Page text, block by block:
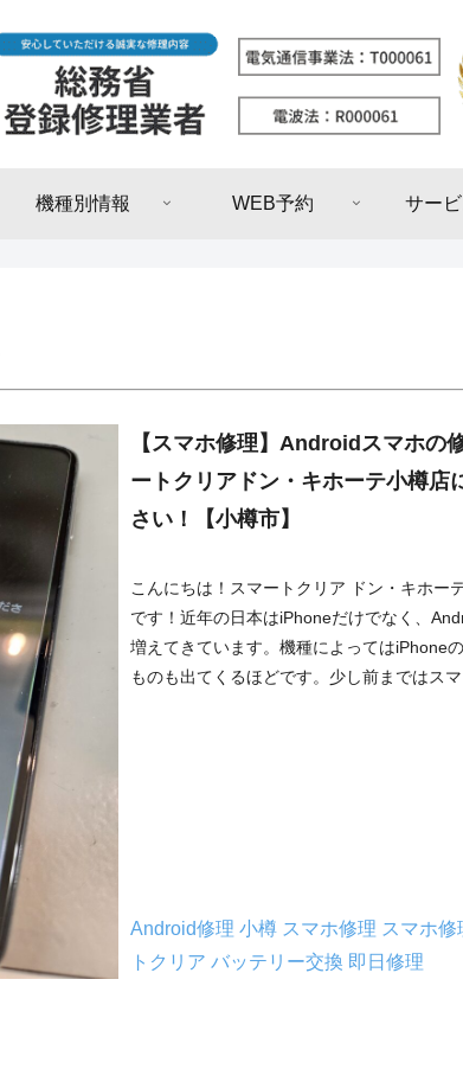
機種別情報 WEB予約 サー
【スマホ修理】Androidスマホの
ートクリアドン・キホーテ小樽店
さい！【小樽市】
こんにちは！スマートクリア ドン・キホー
です！近年の日本はiPhoneだけでなく、
増えてきています。機種によってはiPhone
ものも出てくるほどです。少し前まではス
Android修理 小樽 スマホ修理 スマホ修
トクリア バッテリー交換 即日修理